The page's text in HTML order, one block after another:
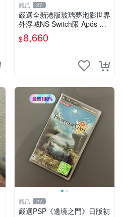
觀己 27
嚴選全新港版玻璃夢泡影世界
外浮城NS Switch限 Após 新
發行乙女遊戲收藏版 恐龍王
蛇妖 女神
$8,660
觀己 27
嚴選PSP《邊境之門》日版初